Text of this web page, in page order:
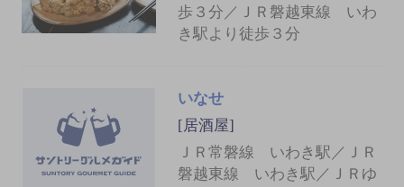
歩３分／ＪＲ磐越東線 いわ
き駅より徒歩３分
いなせ
[居酒屋]
ＪＲ常磐線 いわき駅／ＪＲ
磐越東線 いわき駅／ＪＲゆ